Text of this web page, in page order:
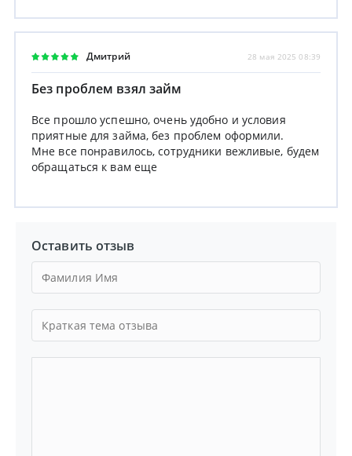
Дмитрий 28 мая 2025 08:39
Без проблем взял займ
Все прошло успешно, очень удобно и условия
приятные для займа, без проблем оформили.
Мне все понравилось, сотрудники вежливые, будем
обращаться к вам еще
Оставить отзыв